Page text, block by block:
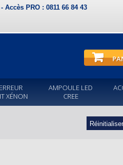
Accès PRO : 0811 66 84 43
XÉNON
AMPOULE LED
CREE